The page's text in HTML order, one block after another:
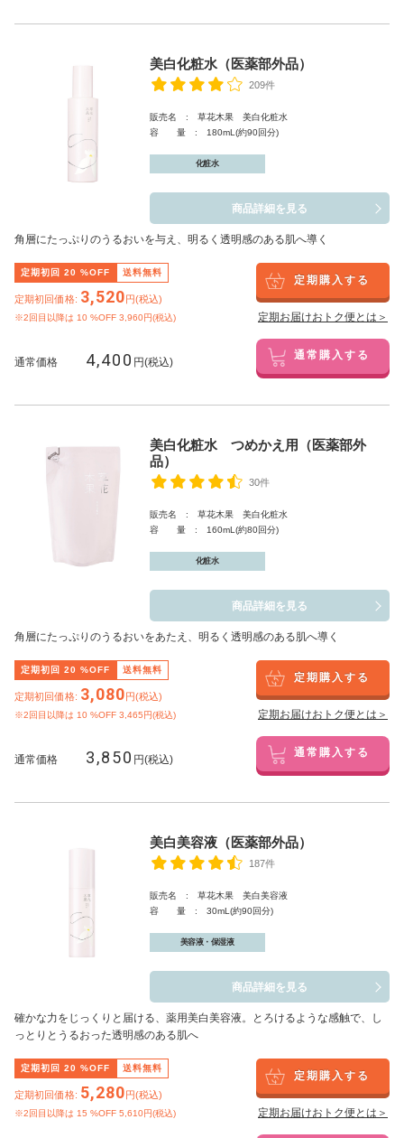
美白化粧水（医薬部外品）
209件
販売名 : 草花木果 美白化粧水
容 量 : 180mL(約90回分)
化粧水
商品詳細を見る
角層にたっぷりのうるおいを与え、明るく透明感のある肌へ導く
定期初回 20 %OFF 送料無料
定期初回価格: 3,520円(税込)
※2回目以降は 10 %OFF 3,960円(税込)
定期購入する
定期お届けおトク便とは＞
通常価格 4,400 円(税込) 通常購入する
美白化粧水 つめかえ用（医薬部外
品）
30件
販売名 : 草花木果 美白化粧水
容 量 : 160mL(約80回分)
化粧水
商品詳細を見る
角層にたっぷりのうるおいをあたえ、明るく透明感のある肌へ導く
定期初回 20 %OFF 送料無料
定期初回価格: 3,080円(税込)
※2回目以降は 10 %OFF 3,465円(税込)
定期購入する
定期お届けおトク便とは＞
通常価格 3,850 円(税込) 通常購入する
美白美容液（医薬部外品）
187件
販売名 : 草花木果 美白美容液
容 量 : 30mL(約90回分)
美容液・保湿液
商品詳細を見る
確かな力をじっくりと届ける、薬用美白美容液。とろけるような感触で、し
っとりとうるおった透明感のある肌へ
定期初回 20 %OFF 送料無料
定期初回価格: 5,280円(税込)
※2回目以降は 15 %OFF 5,610円(税込)
定期購入する
定期お届けおトク便とは＞